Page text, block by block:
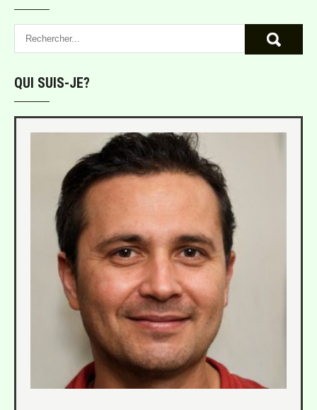
QUI SUIS-JE?